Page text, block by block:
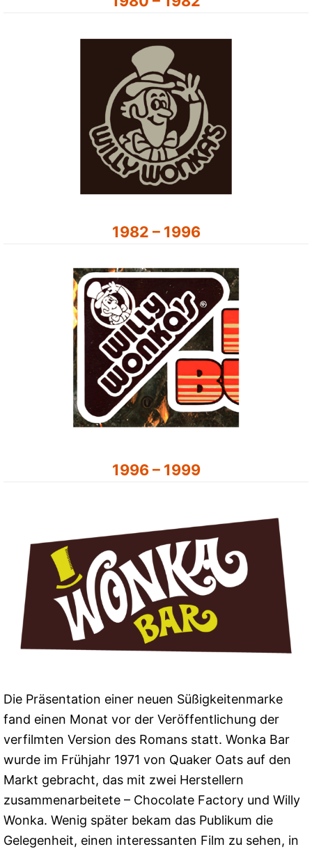
1982 – 1996
1996 – 1999
Die Präsentation einer neuen Süßigkeitenmarke
fand einen Monat vor der Veröffentlichung der
verfilmten Version des Romans statt. Wonka Bar
wurde im Frühjahr 1971 von Quaker Oats auf den
Markt gebracht, das mit zwei Herstellern
zusammenarbeitete – Chocolate Factory und Willy
Wonka. Wenig später bekam das Publikum die
Gelegenheit, einen interessanten Film zu sehen, in